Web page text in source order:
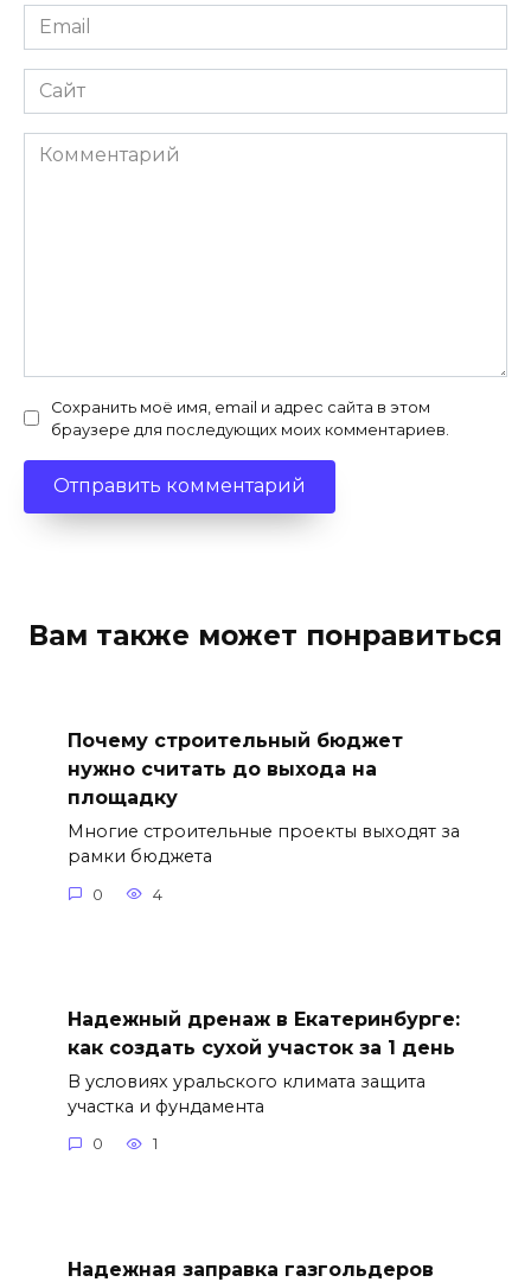
Email
*
Сайт
Комментарий
Сохранить моё имя, email и адрес сайта в этом
браузере для последующих моих комментариев.
Вам также может понравиться
Почему строительный бюджет
нужно считать до выхода на
площадку
Многие строительные проекты выходят за
рамки бюджета
0 4
Надежный дренаж в Екатеринбурге:
как создать сухой участок за 1 день
В условиях уральского климата защита
участка и фундамента
0 1
Надежная заправка газгольдеров